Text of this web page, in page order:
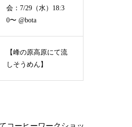
会：7/29（水）18:3
0〜 @bota
【峰の原高原にて流
しそうめん】